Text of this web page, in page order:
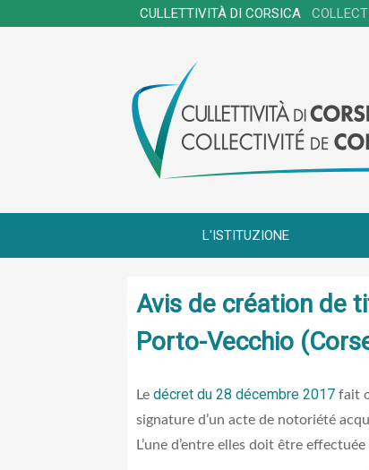
CULLETTIVITÀ DI CORSICA
L'ISTITUZIONE
Avis de création de
Porto-Vecchio
Le décret du 28 décembre 2017 fait
signature d’un acte de notoriété
L’une d’entre elles doit être